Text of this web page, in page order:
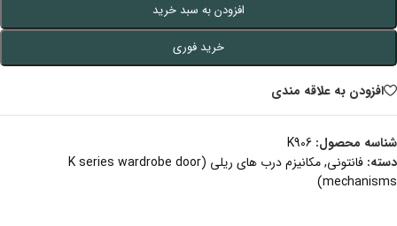
افزودن به سبد خرید
خرید فوری
افزودن به علاقه مندی
شناسه محصول: K906
دسته: فانتونی,
مکانیزم درب های ریلی (K series wardrobe door
mechanisms)